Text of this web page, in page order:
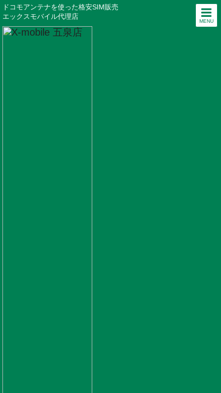
MENU
ドコモアンテナを使った格安SIM販売
エックスモバイル代理店